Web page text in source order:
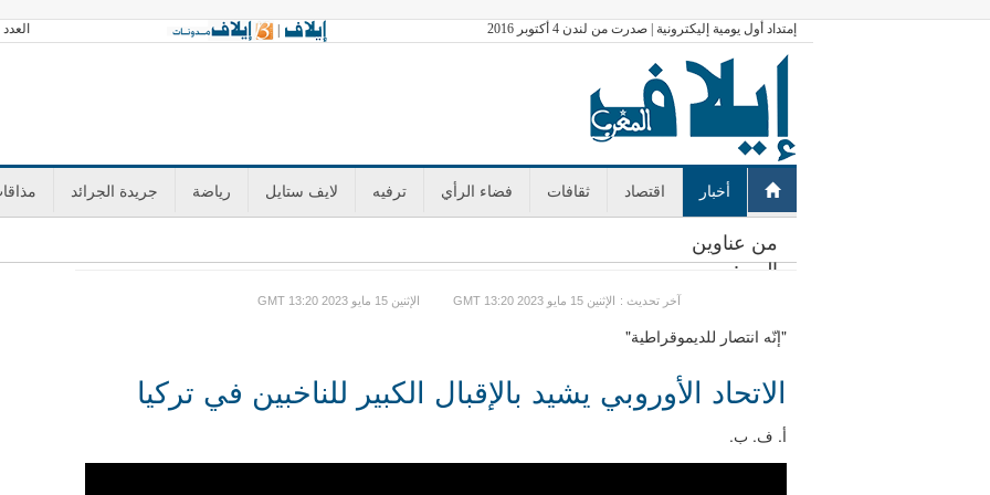
إمتداد أول يومية إليكترونية | صدرت من لندن 4 أكتوبر 2016 العدد 3601 الخميس 06 أغسطس 2026 آخر تحديث GMT 14:35 |
أخبار اقتصاد ثقافات فضاء الرأي ترفيه لايف ستايل رياضة جريدة الجرائد
من عناوين
اليوم:
GMT الإثنين 15 مايو 2023 13:20 GMT الإثنين 15 مايو 2023 13:20 : آخر تحديث
"إنّه انتصار للديموقراطية"
الاتحاد الأوروبي يشيد بالإقبال الكبير للناخبين في تركيا
أ. ف. ب.